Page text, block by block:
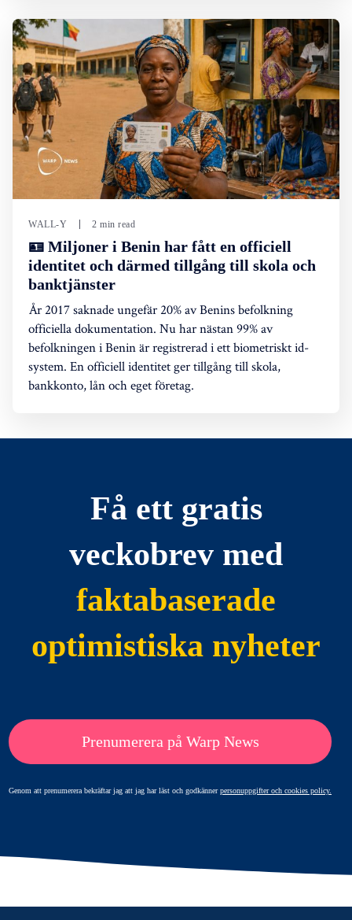
WALL-Y 2 min read
🪪 Miljoner i Benin har fått en officiell
identitet och därmed tillgång till skola och
banktjänster
År 2017 saknade ungefär 20% av Benins befolkning
officiella dokumentation. Nu har nästan 99% av
befolkningen i Benin är registrerad i ett biometriskt id-
system. En officiell identitet ger tillgång till skola,
bankkonto, lån och eget företag.
Få ett gratis
veckobrev med
faktabaserade
optimistiska nyheter
Prenumerera på Warp News
Genom att prenumerera bekräftar jag att jag har läst och godkännerpersonuppgifter och cookies policy.